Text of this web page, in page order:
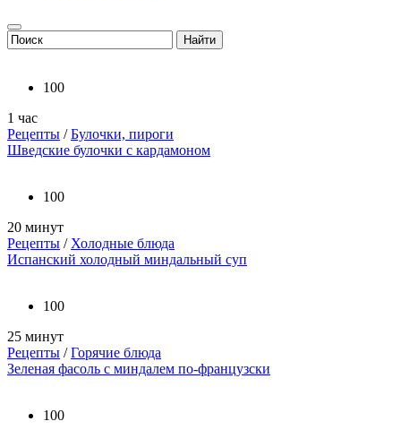
100
1 час
Рецепты /Булочки, пироги
Шведские булочки с кардамоном
100
20 минут
Рецепты / Холодные блюда
Испанский холодный миндальный суп
100
25 минут
Рецепты /Горячие блюда
Зеленая фасоль с миндалем по-французски
100